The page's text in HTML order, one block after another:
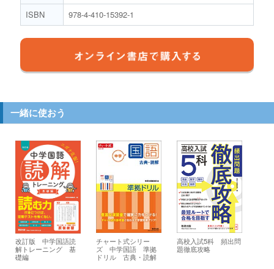
ISBN
978-4-410-15392-1
一緒に使おう
改訂版 中学国語読
解トレーニング 基
礎編
チャート式シリー
ズ 中学国語 準拠
ドリル 古典・読解
高校入試5科 頻出問
題徹底攻略